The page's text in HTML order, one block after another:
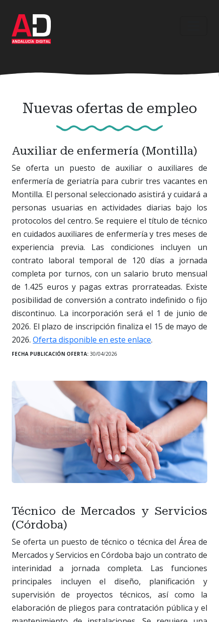
contenido
principal
Nuevas ofertas de empleo
Auxiliar de enfermería (Montilla)
Se oferta un puesto de auxiliar o auxiliares de
enfermería de geriatría para cubrir tres vacantes en
Montilla. El personal seleccionado asistirá y cuidará a
personas usuarias en actividades diarias bajo los
protocolos del centro. Se requiere el título de técnico
en cuidados auxiliares de enfermería y tres meses de
experiencia previa. Las condiciones incluyen un
contrato laboral temporal de 120 días a jornada
completa por turnos, con un salario bruto mensual
de 1.425 euros y pagas extras prorrateadas. Existe
posibilidad de conversión a contrato indefinido o fijo
discontinuo. La incorporación será el 1 de junio de
2026. El plazo de inscripción finaliza el 15 de mayo de
2026. Oferta disponible en este enlace.
FECHA PUBLICACIÓN OFERTA: 30/04/2026
Técnico de Mercados y Servicios
(Córdoba)
Se oferta un puesto de técnico o técnica del Área de
Mercados y Servicios en Córdoba bajo un contrato de
interinidad a jornada completa. Las funciones
principales incluyen el diseño, planificación y
supervisión de proyectos técnicos, así como la
elaboración de pliegos para contratación pública y el